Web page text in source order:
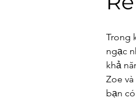
Trong
ngạc
khả
Zoe
bạn